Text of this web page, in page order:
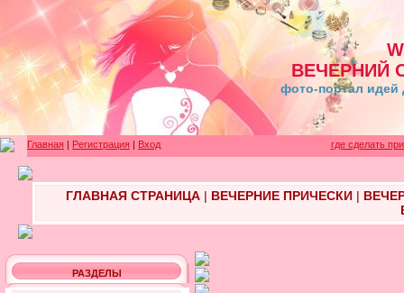
ВЕЧЕРНИЙ
фото-портал идей
Главная | Регистрация | Вход где сделать
ГЛАВНАЯ СТРАНИЦА| ВЕЧЕРНИЕ ПРИЧЕСКИ|
РАЗДЕЛЫ